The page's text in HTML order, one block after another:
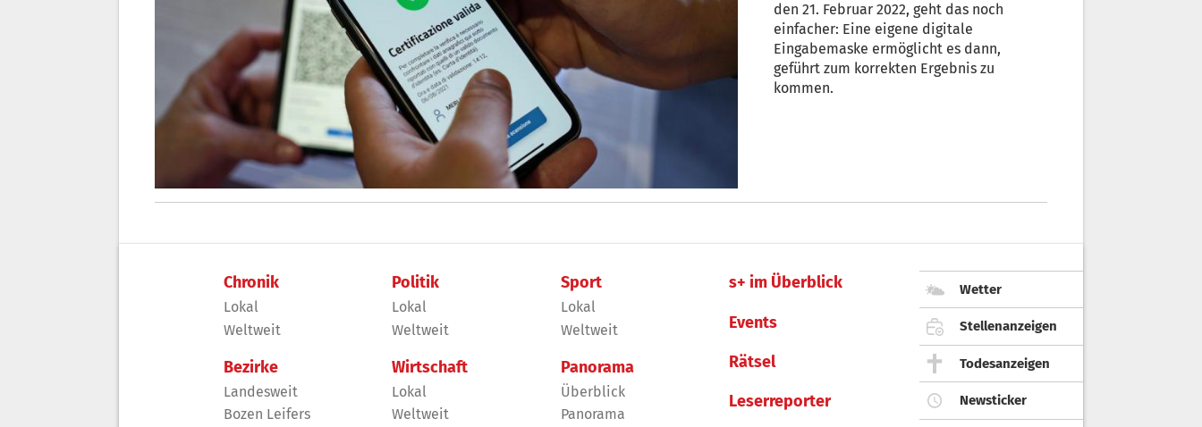
den 21. Februar 2022, geht das noch
einfacher: Eine eigene digitale
Eingabemaske ermöglicht es dann,
geführt zum korrekten Ergebnis zu
kommen.
Chronik
Lokal
Weltweit
Bezirke
Landesweit
Bozen Leifers
Politik
Lokal
Weltweit
Wirtschaft
Lokal
Weltweit
Sport
Lokal
Weltweit
Panorama
Überblick
Panorama
s+ im Überblick
Events
Rätsel
Leserreporter
Wetter
Stellenanzeigen
Todesanzeigen
Newsticker